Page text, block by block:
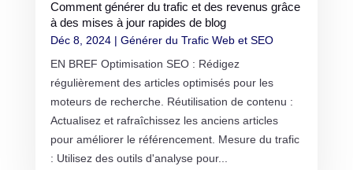
Comment générer du trafic et des revenus grâce
à des mises à jour rapides de blog
Déc 8, 2024| Générer du Trafic Web et SEO
EN BREF Optimisation SEO : Rédigez
régulièrement des articles optimisés pour les
moteurs de recherche. Réutilisation de contenu :
Actualisez et rafraîchissez les anciens articles
pour améliorer le référencement. Mesure du trafic
: Utilisez des outils d'analyse pour...